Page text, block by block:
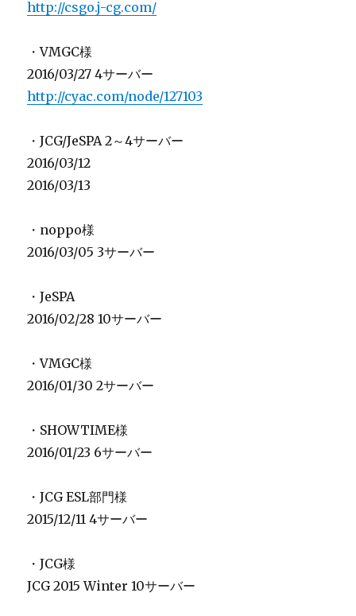
http://csgo.j-cg.com/
・VMGC様
2016/03/27 4サーバー
http://cyac.com/node/127103
・JCG/JeSPA 2～4サーバー
2016/03/12
2016/03/13
・noppo様
2016/03/05 3サーバー
・JeSPA
2016/02/28 10サーバー
・VMGC様
2016/01/30 2サーバー
・SHOWTIME様
2016/01/23 6サーバー
・JCG ESL部門様
2015/12/11 4サーバー
・JCG様
JCG 2015 Winter 10サーバー